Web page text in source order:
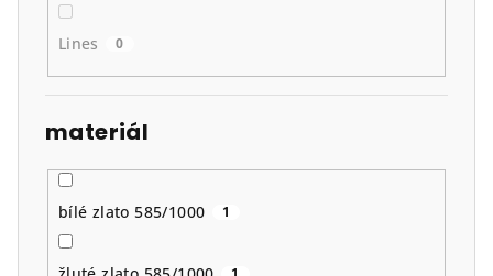
Lines 0
materiál
bílé zlato 585/1000 1